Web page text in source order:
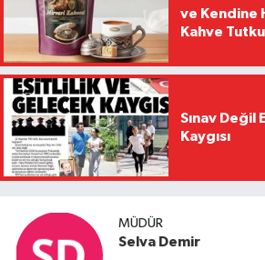
ve Kendine
Kahve
Sınav Değil
Kaygısı
MÜDÜR
Selva Demir